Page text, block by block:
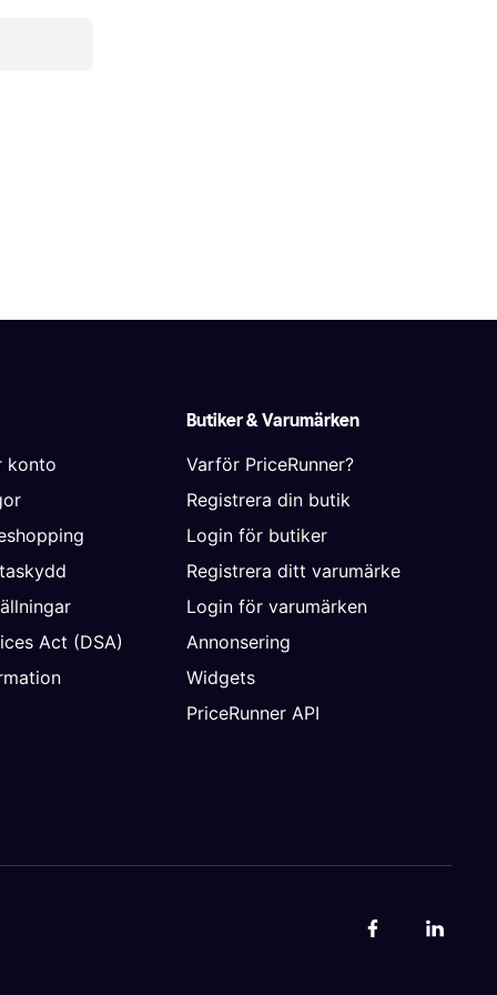
konto
Act (DSA)
Butiker & Varumärken
Varför PriceRunner?
Registrera din butik
Login för butiker
Registrera ditt varumärke
Login för varumärken
Annonsering
Widgets
PriceRunner API